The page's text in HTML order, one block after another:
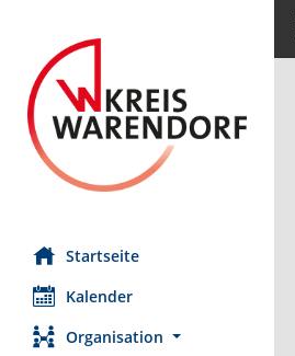
Startseite
Kalender
Organisation